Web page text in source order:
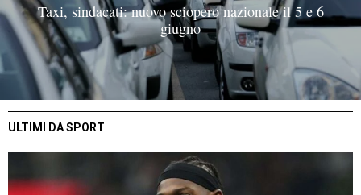
Taxi, sindacati: nuovo sciopero nazionale il 5 e 6
giugno
ULTIMI DA SPORT